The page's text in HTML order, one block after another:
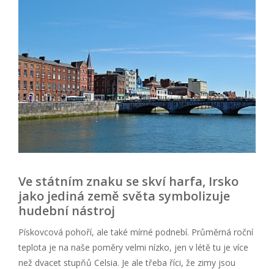
Ve státním znaku se skví harfa, Irsko
jako jediná země světa symbolizuje
hudební nástroj
Pískovcová pohoří, ale také mírné podnebí. Průměrná roční
teplota je na naše poměry velmi nízko, jen v létě tu je více
než dvacet stupňů Celsia. Je ale třeba říci, že zimy jsou